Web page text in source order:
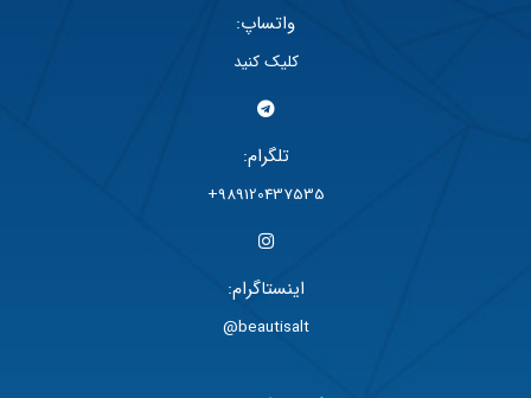
واتساپ:
کلیک کنید
تلگرام:
989120437535+
اینستاگرام:
beautisalt@